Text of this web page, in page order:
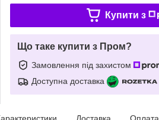
Купити з
Що таке купити з Пром?
Замовлення під захистом
Доступна доставка
Доставка Оплата